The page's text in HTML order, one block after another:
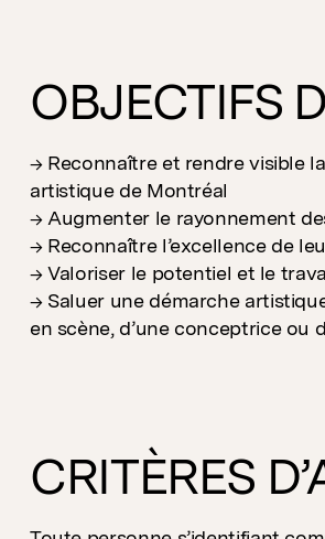
OBJECTIFS
→ Reconnaître et rendre visible
artistique de Montréal
→ Augmenter le rayonnement
→ Reconnaître l’excellence de
→ Valoriser le potentiel et le
→ Saluer une démarche
en scène, d’une conceptrice ou
CRITÈRES